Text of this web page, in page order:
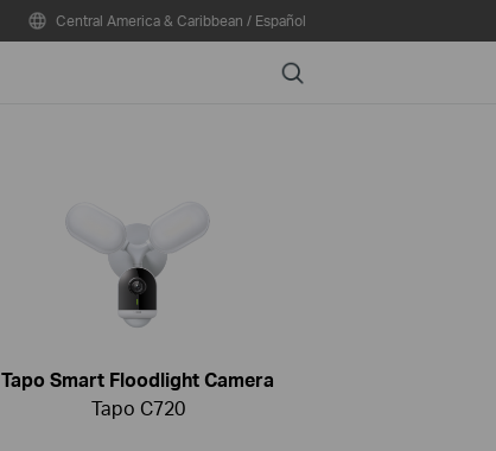
Central America & Caribbean / Español
Search
Tapo Smart Floodlight Camera
Tapo C720